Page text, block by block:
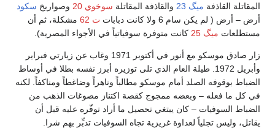
المقاتلة القاذفة ميگ 23 والقاذفة المقاتلة سوخوي 20 وصواريخ سكود
أرض – أرض ( لم يكن سام 6 ولا كانت دبابات
ت 62
مشكلة، ثم أن
مستطلعات ميگ 25 كانت متوفرة سوفياتياً في الأجواء المصرية).
زار صادق موسكو مع أنور في أكتوبر 1971 وغاب عن زيارتي فبراير
وأبريل 1972. طيلة العام الذي تلى توزيره أبرز نفسه بطلا في أوساط
الضباط بوقوفه الصلد أمام موسكو مطالباً وناهراً وضاغطاً ومناكفاً. لكنه
في كل ما فعله – وبعضه ممجوج كقصة اكتناز مصوغات الذهب من
الضباط السوفيات – كان يبتغي تحصيل ما أراد توفّره عليه قبل أن
يقاتل، وليس تجلياً لعداوة غريزية تجاه السوفيات تدبِّر بهم شرا.